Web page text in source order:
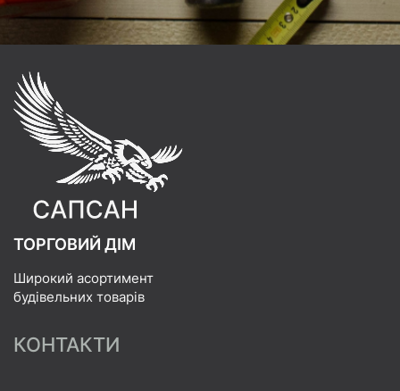
ТОРГОВИЙ ДІМ
Широкий асортимент
будівельних товарів
КОНТАКТИ